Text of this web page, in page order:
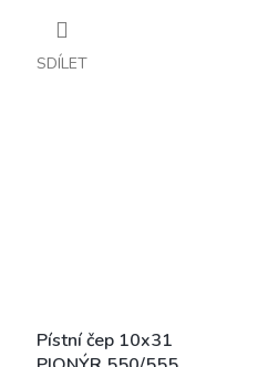
SDÍLET
Pístní čep 10x31